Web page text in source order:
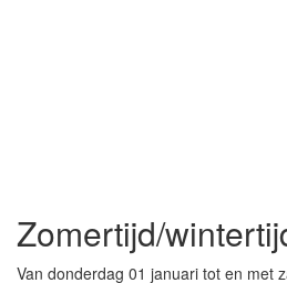
Zomertijd/
Van donderdag 01 januari tot en met